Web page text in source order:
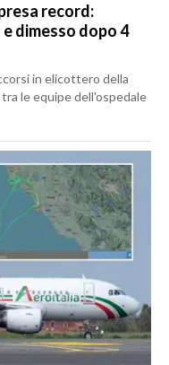
record:
dimesso dopo 4
in elicottero della
le equipe dell'ospedale